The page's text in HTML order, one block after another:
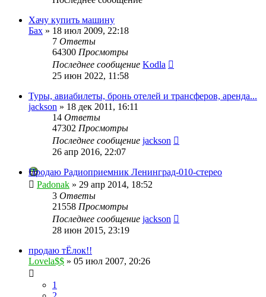
Хачу купить машину
Бах » 18 июл 2009, 22:18
7 Ответы
64300 Просмотры
Последнее сообщение Kodla
25 июн 2022, 11:58
Туры, авиабилеты, бронь отелей и трансферов, аренда...
jackson » 18 дек 2011, 16:11
14 Ответы
47302 Просмотры
Последнее сообщение jackson
26 апр 2016, 22:07
Продаю Радиоприемник Ленинград-010-стерео
Padonak » 29 апр 2014, 18:52
3 Ответы
21558 Просмотры
Последнее сообщение jackson
28 июн 2015, 23:19
продаю тЁлок!!
Lovela$$ » 05 июл 2007, 20:26
1